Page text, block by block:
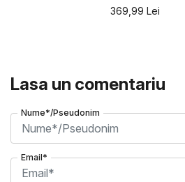
369,99 Lei
Lasa un comentariu
Nume*/Pseudonim
Email*